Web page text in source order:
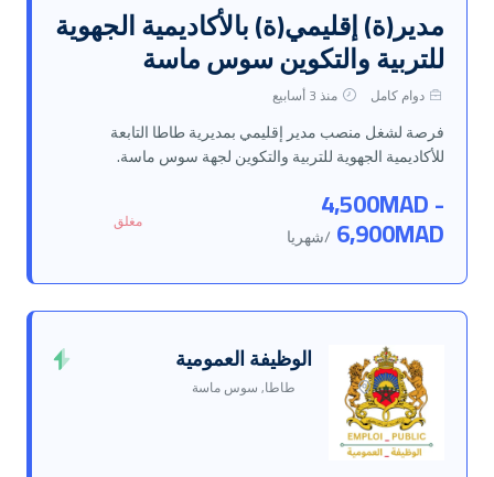
مدير(ة) إقليمي(ة) بالأكاديمية الجهوية
للتربية والتكوين سوس ماسة
دوام كامل منذ 3 أسابيع
فرصة لشغل منصب مدير إقليمي بمديرية طاطا التابعة
للأكاديمية الجهوية للتربية والتكوين لجهة سوس ماسة.
4,500MAD -
6,900MAD /شهريا
مغلق
الوظيفة العمومية
طاطا, سوس ماسة